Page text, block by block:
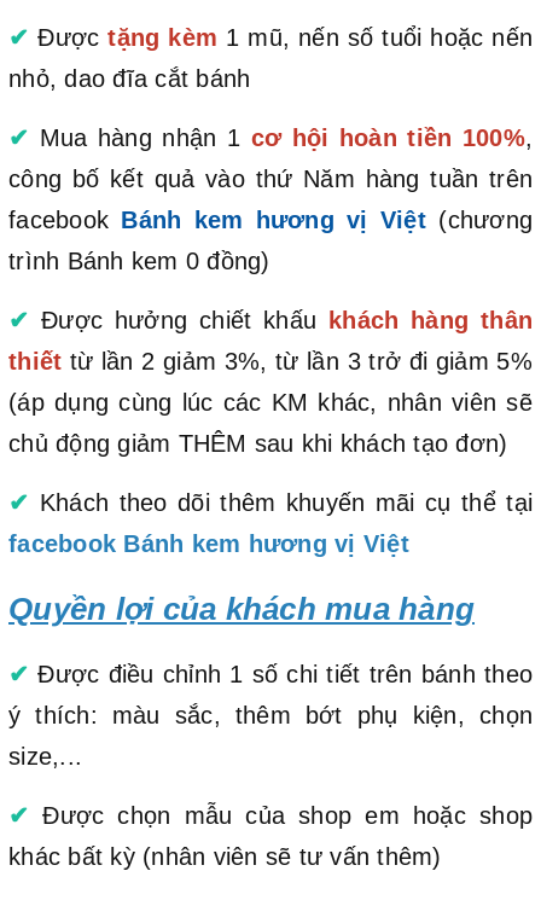
✔ Được tặng kèm 1 mũ, nến số tuổi hoặc nến
nhỏ, dao đĩa cắt bánh
✔ Mua hàng nhận 1 cơ hội hoàn tiền 100%,
công bố kết quả vào thứ Năm hàng tuần trên
facebook Bánh kem hương vị Việt(chương
trình Bánh kem 0 đồng)
✔ Được hưởng chiết khấu khách hàng thân
thiết từ lần 2 giảm 3%, từ lần 3 trở đi giảm 5%
(áp dụng cùng lúc các KM khác, nhân viên sẽ
chủ động giảm THÊM sau khi khách tạo đơn)
✔ Khách theo dõi thêm khuyến mãi cụ thể tại
facebook Bánh kem hương vị Việt
Quyền lợi của khách mua hàng
✔ Được điều chỉnh 1 số chi tiết trên bánh theo
ý thích: màu sắc, thêm bớt phụ kiện, chọn
size,...
✔ Được chọn mẫu của shop em hoặc shop
khác bất kỳ (nhân viên sẽ tư vấn thêm)